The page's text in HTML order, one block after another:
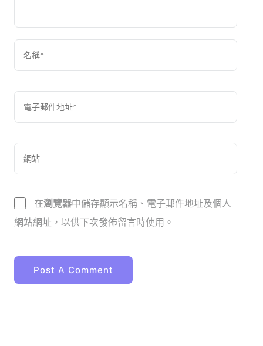
在瀏覽器中儲存顯示名稱、電子郵件地址及個人
網站網址，以供下次發佈留言時使用。